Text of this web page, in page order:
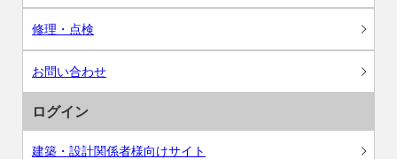
修理・点検
お問い合わせ
ログイン
建築・設計関係者様向けサイト